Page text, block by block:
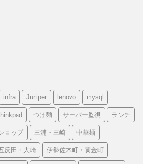
infra Juniper lenovo mysql
つけ麺 サーバー監視 ランチ
ョップ 三浦・三崎 中華麺
反田・大崎 伊勢佐木町・黄金町